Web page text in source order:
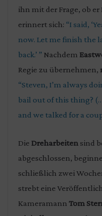
ihn mit der Frage, ob
erinnert sich: “I said,
now. Let me finish the
back.’ ” Nachdem
Regie zu übernehmen,
“Steven, I’m always
bail out of this thing?
and we talked for a
Die Dreharbeiten sind
abgeschlossen,
schließlich zwei
strebt eine
Kameramann Tom